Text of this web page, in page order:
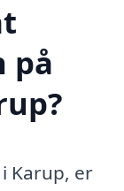
på
Karup, er